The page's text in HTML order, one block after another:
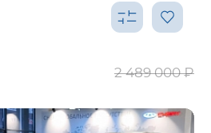
2 489 000 ₽